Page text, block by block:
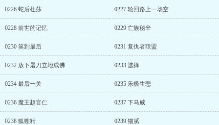
0226 蛇后杜莎 0227 轮回路上一场空
0228 前世的记忆 0229 亡族秘辛
0230 笑到最后 0231 复仇者联盟
0232 放下屠刀立地成佛 0233 选择
0234 最后一关 0235 乐极生悲
0236 魔王赵官仁 0237 下马威
0238 狐狸精 0239 猫腻